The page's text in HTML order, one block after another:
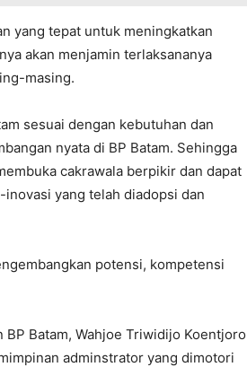
yang tepat untuk meningkatkan
akan menjamin terlaksananya
masing.
sesuai dengan kebutuhan dan
nyata di BP Batam. Sehingga
cakrawala berpikir dan dapat
yang telah diadopsi dan
potensi, kompetensi
Batam, Wahjoe Triwidijo Koentjoro
adminstrator yang dimotori